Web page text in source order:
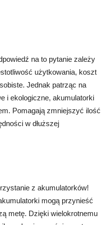
na to pytanie zależy
użytkowania, koszt
Jednak patrząc na
i ekologiczne, akumulatorki
Pomagają zmniejszyć ilość
w dłuższej
z akumulatorków!
mogą przynieść
metę. Dzięki wielokrotnemu